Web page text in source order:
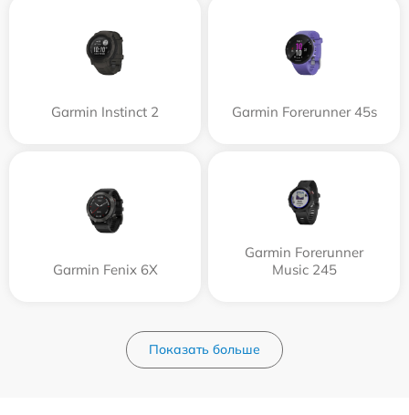
Garmin Instinct 2 Garmin Forerunner 45s
Garmin Fenix 6X
Garmin Forerunner
Music 245
Показать больше